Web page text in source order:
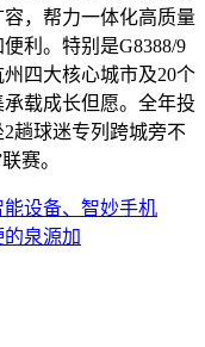
，帮力一体化高质量
利。特别是G8388/9
四大核心城市及20个
载成长但愿。全年投
2趟球迷专列跨城旁不
赛。
设备、智妙手机
泉源加